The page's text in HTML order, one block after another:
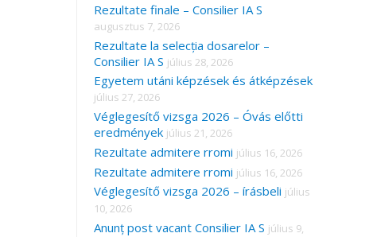
c
h
f
o
r
:
Rezultate finale – Consilier IA S
augusztus 7, 2026
Rezultate la selecția dosarelor –
Consilier IA S július 28, 2026
Egyetem utáni képzések és átképzések
július 27, 2026
Véglegesítő vizsga 2026 – Óvás előtti
eredmények július 21, 2026
Rezultate admitere rromi július 16, 2026
Rezultate admitere rromi július 16, 2026
Véglegesítő vizsga 2026 – írásbeli július
10, 2026
Anunț post vacant Consilier IA S július 9,